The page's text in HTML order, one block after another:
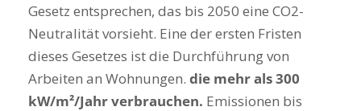
Gesetz entsprechen, das bis 2050 eine CO2-
Neutralität vorsieht. Eine der ersten Fristen
dieses Gesetzes ist die Durchführung von
Arbeiten an Wohnungen. die mehr als 300
kW/m²/Jahr verbrauchen. Emissionen bis